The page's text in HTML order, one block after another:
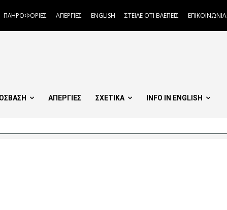
ΠΛΗΡΟΦΟΡΙΕΣ ΑΠΕΡΓΙΕΣ ENGLISH ΣΤΕΙΛΕ ΟΤΙ ΒΛΕΠΕΙΣ ΕΠΙΚΟΙΝΩΝΙΑ
ΑΠΕΡΓΙΕΣ ΣΧΕΤΙΚΑ INFO IN ENGLISH